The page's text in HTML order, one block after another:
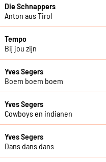
Die Schnappers
Anton aus Tirol
Tempo
Bij jou zijn
Yves Segers
Boem boem boem
Yves Segers
Cowboys en indianen
Yves Segers
Dans dans dans